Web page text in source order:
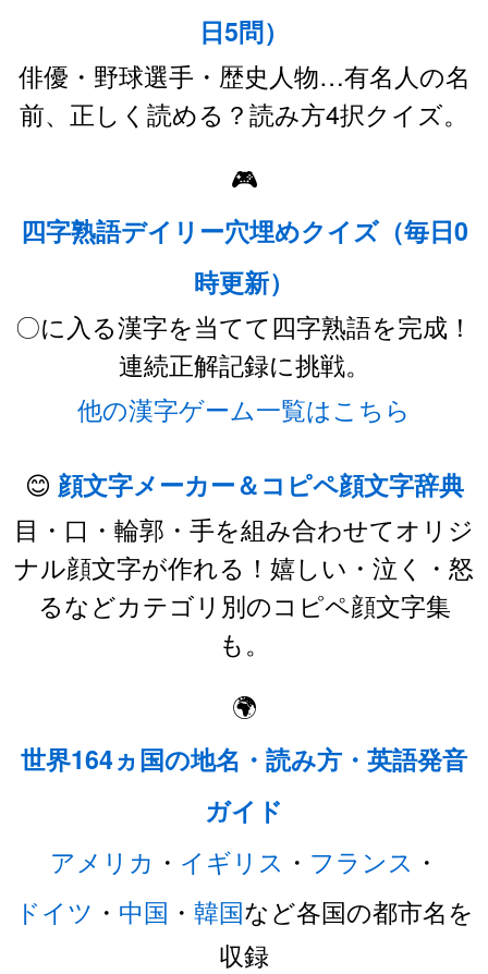
日5問）
俳優・野球選手・歴史人物…有名人の名
前、正しく読める？読み方4択クイズ。
🎮
四字熟語デイリー穴埋めクイズ（毎日0
時更新）
〇に入る漢字を当てて四字熟語を完成！
連続正解記録に挑戦。
他の漢字ゲーム一覧はこちら
😊 顔文字メーカー＆コピペ顔文字辞典
目・口・輪郭・手を組み合わせてオリジ
ナル顔文字が作れる！嬉しい・泣く・怒
るなどカテゴリ別のコピペ顔文字集
も。
🌍
世界164ヵ国の地名・読み方・英語発音
ガイド
アメリカ ・ イギリス ・ フランス ・
ドイツ ・ 中国 ・ 韓国など各国の都市名を
収録